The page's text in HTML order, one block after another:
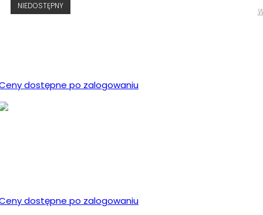
NIEDOSTĘPNY
dostępne po zalogowaniu
dostępne po zalogowaniu